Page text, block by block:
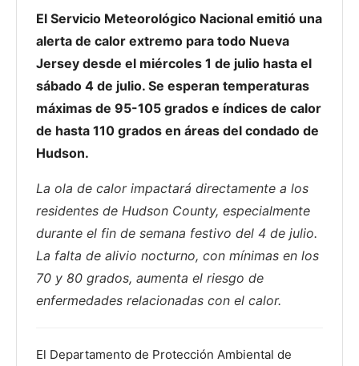
El Servicio Meteorológico Nacional emitió una
alerta de calor extremo para todo Nueva
Jersey desde el miércoles 1 de julio hasta el
sábado 4 de julio. Se esperan temperaturas
máximas de 95-105 grados e índices de calor
de hasta 110 grados en áreas del condado de
Hudson.
La ola de calor impactará directamente a los
residentes de Hudson County, especialmente
durante el fin de semana festivo del 4 de julio.
La falta de alivio nocturno, con mínimas en los
70 y 80 grados, aumenta el riesgo de
enfermedades relacionadas con el calor.
El Departamento de Protección Ambiental de